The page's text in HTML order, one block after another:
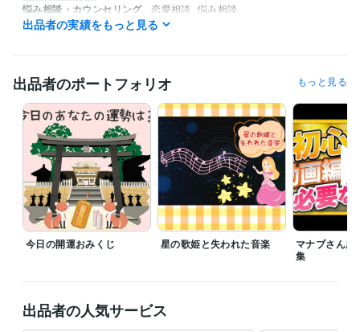
悩み相談・カウンセリング 恋愛相談 悩み相談
恋愛 悩み相談
正
出品者の実績をもっと見る
出品者のポートフォリオ もっと見る
今日の開運おみくじ 星の歌姫と失われた音楽
マナブさん風
集
出品者の人気サービス